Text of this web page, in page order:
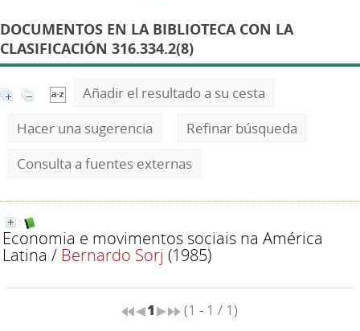
DOCUMENTOS EN LA BIBLIOTECA CON LA
CLASIFICACIÓN 316.334.2(8)
Añadir el resultado a su cesta
Hacer una sugerencia
Refinar búsqueda
Consulta a fuentes externas
Economia e movimentos sociais na América
Latina / Bernardo Sorj (1985)
1 (1 - 1 / 1)